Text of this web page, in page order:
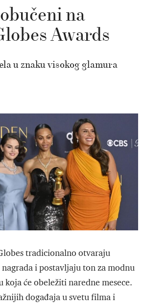
na
Awards
u znaku visokog glamura
tradicionalno otvaraju
nagrada i postavljaju ton za modnu
koja će obeležiti naredne mesece.
događaja u svetu filma i